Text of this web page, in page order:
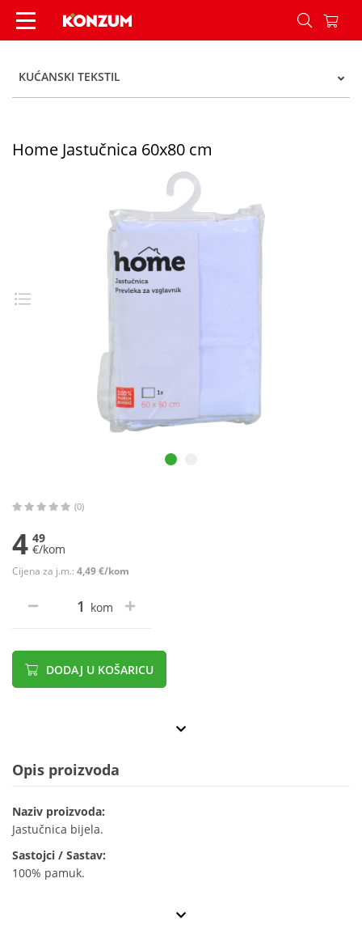
Home Jastučnica 60x80 cm - Konzum
KUĆANSKI TEKSTIL
Home Jastučnica 60x80 cm
(0)
4 49
€/kom
Cijena za j.m.: 4,49 €/kom
kom
DODAJ U KOŠARICU
Opis proizvoda
Naziv proizvoda:
Jastučnica bijela.
Sastojci / Sastav:
100% pamuk.